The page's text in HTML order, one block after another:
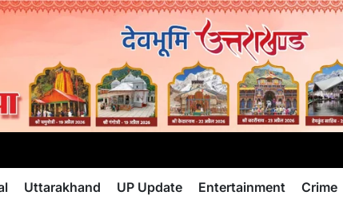
Uttarakhand UP Update Entertainment Crime